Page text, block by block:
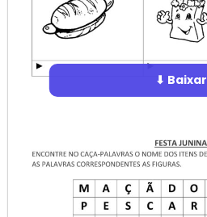
⬇ Baixar